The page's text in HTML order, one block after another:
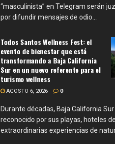
“masculinista” en Telegram serán
por difundir mensajes de odio...
Todos Santos Wellness Fest: el
evento de bienestar que está
transformando a Baja California
Sur en un nuevo referente para el
turismo wellness
AGOSTO 6, 2026 0
Durante décadas, Baja California
reconocido por sus playas, hoteles
extraordinarias experiencias de